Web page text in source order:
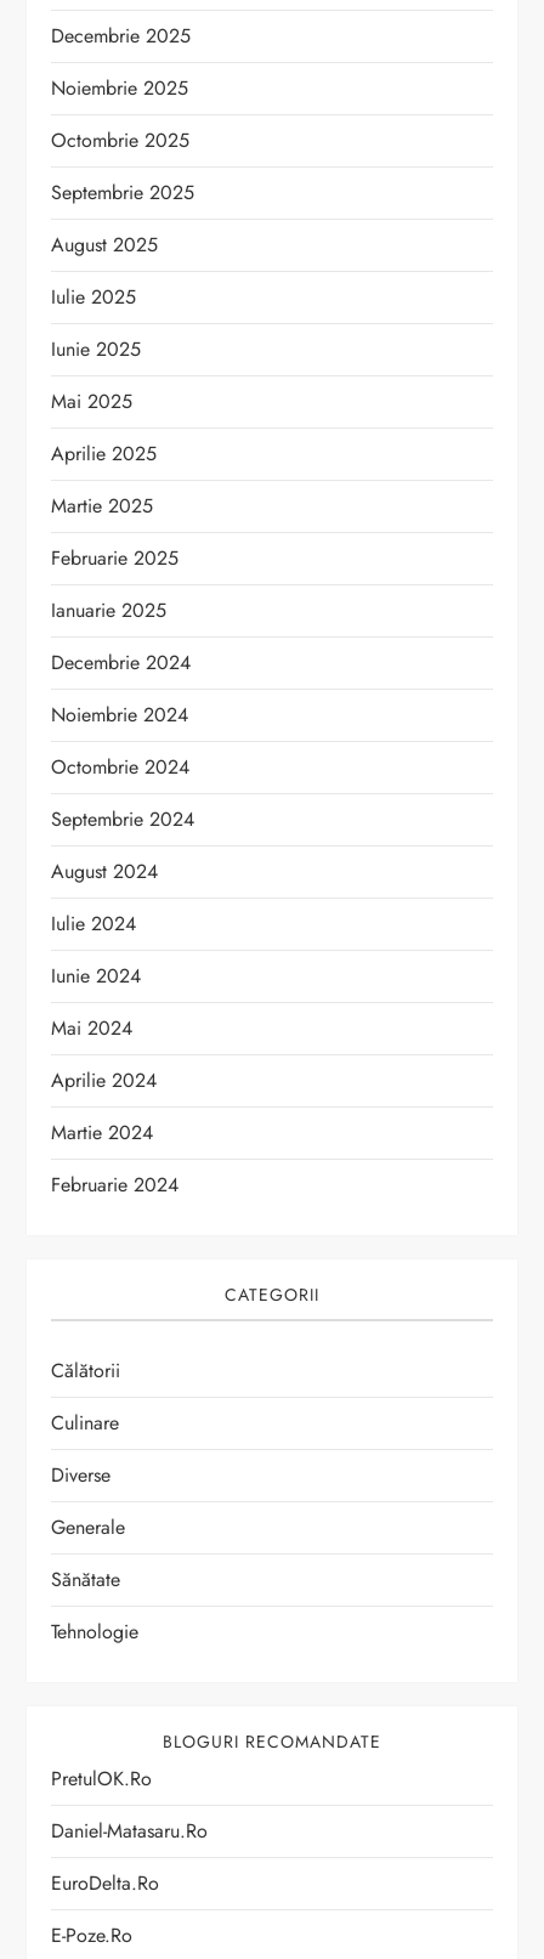
Decembrie 2025
Noiembrie 2025
Octombrie 2025
Septembrie 2025
August 2025
Iulie 2025
Iunie 2025
Mai 2025
Aprilie 2025
Martie 2025
Februarie 2025
Ianuarie 2025
Decembrie 2024
Noiembrie 2024
Octombrie 2024
Septembrie 2024
August 2024
Iulie 2024
Iunie 2024
Mai 2024
Aprilie 2024
Martie 2024
Februarie 2024
CATEGORII
Călătorii
Culinare
Diverse
Generale
Sănătate
Tehnologie
BLOGURI RECOMANDATE
PretulOK.ro
Daniel-Matasaru.ro
EuroDelta.ro
E-Poze.ro